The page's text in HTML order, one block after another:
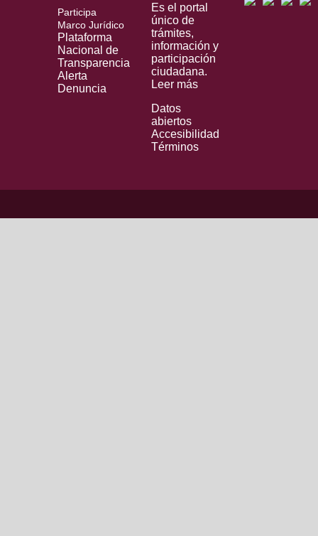
Participa
Marco Jurídico
Plataforma
Nacional de
Transparencia
Alerta
Denuncia
Es el portal
único de
trámites,
información y
participación
ciudadana.
Leer más
Datos
abiertos
Accesibilidad
Términos